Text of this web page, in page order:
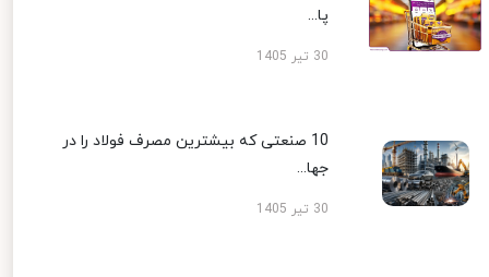
پا...
30 تیر 1405
10 صنعتی که بیشترین مصرف فولاد را در
جها...
30 تیر 1405